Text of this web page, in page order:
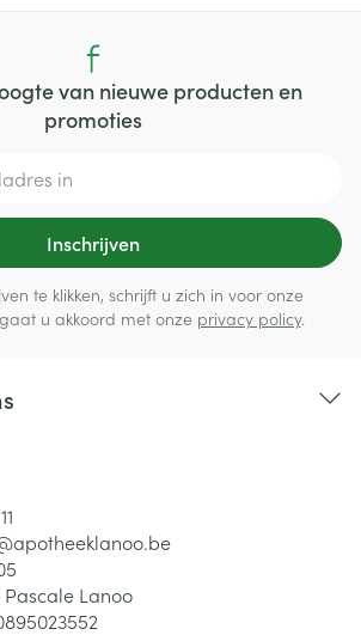
van nieuwe producten en
promoties
Inschrijven
te klikken, schrijft u zich in voor onze
u akkoord met onze privacy policy.
apotheeklanoo.be
Pascale Lanoo